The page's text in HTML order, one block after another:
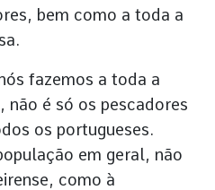
bem como a toda a
fazemos a toda a
não é só os pescadores
os portugueses.
em geral, não
como à